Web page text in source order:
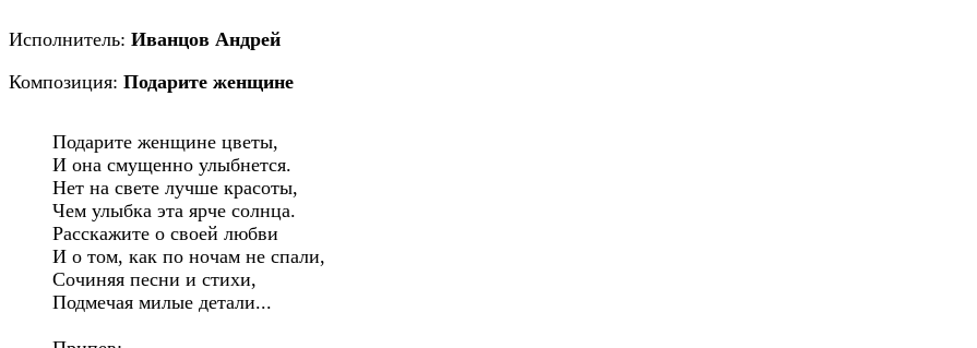
Исполнитель: Иванцов Андрей
Композиция: Подарите женщине
Подарите женщине цветы,
И она смущенно улыбнется.
Нет на свете лучше красоты,
Чем улыбка эта ярче солнца.
Расскажите о своей любви
И о том, как по ночам не спали,
Сочиняя песни и стихи,
Подмечая милые детали...